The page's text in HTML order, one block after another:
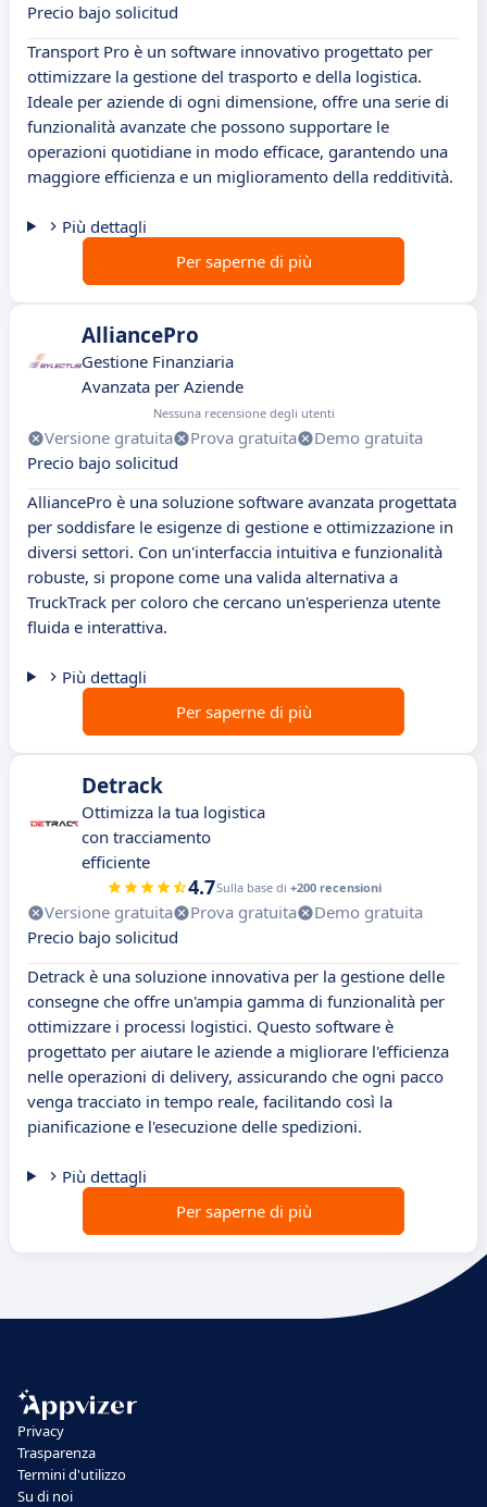
Precio bajo solicitud
Transport Pro è un software innovativo progettato per
ottimizzare la gestione del trasporto e della logistica.
Ideale per aziende di ogni dimensione, offre una serie di
funzionalità avanzate che possono supportare le
operazioni quotidiane in modo efficace, garantendo una
maggiore efficienza e un miglioramento della redditività.
Più dettagli
Per saperne di più
AlliancePro
Gestione Finanziaria
Avanzata per Aziende
Nessuna recensione degli utenti
Versione gratuita Prova gratuita
Demo gratuita
Precio bajo solicitud
AlliancePro è una soluzione software avanzata progettata
per soddisfare le esigenze di gestione e ottimizzazione in
diversi settori. Con un'interfaccia intuitiva e funzionalità
robuste, si propone come una valida alternativa a
TruckTrack per coloro che cercano un'esperienza utente
fluida e interattiva.
Più dettagli
Per saperne di più
Detrack
Ottimizza la tua logistica
con tracciamento
efficiente
4.7Sulla base di +200 recensioni
Versione gratuita Prova gratuita
Demo gratuita
Precio bajo solicitud
Detrack è una soluzione innovativa per la gestione delle
consegne che offre un'ampia gamma di funzionalità per
ottimizzare i processi logistici. Questo software è
progettato per aiutare le aziende a migliorare l'efficienza
nelle operazioni di delivery, assicurando che ogni pacco
venga tracciato in tempo reale, facilitando così la
pianificazione e l'esecuzione delle spedizioni.
Più dettagli
Per saperne di più
Privacy
Trasparenza
Termini d'utilizzo
Su di noi